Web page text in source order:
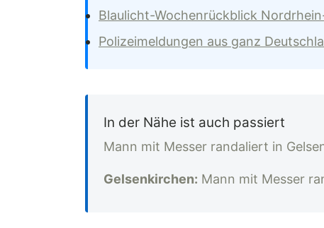
Blaulicht-Wochenrückblick
Polizeimeldungen aus ganz
In der Nähe ist auch passiert
Mann mit Messer randaliert in
Gelsenkirchen: Mann mit Messer